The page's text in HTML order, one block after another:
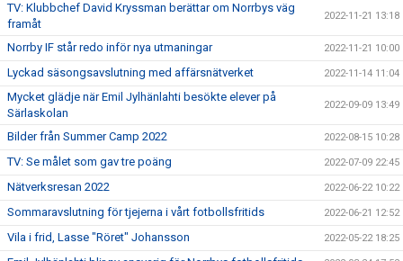
TV: Klubbchef David Kryssman berättar om Norrbys väg
framåt
2022-11-21 13:18
Norrby IF står redo inför nya utmaningar 2022-11-21 10:00
Lyckad säsongsavslutning med affärsnätverket 2022-11-14 11:04
Mycket glädje när Emil Jylhänlahti besökte elever på
Särlaskolan
2022-09-09 13:49
Bilder från Summer Camp 2022 2022-08-15 10:28
TV: Se målet som gav tre poäng 2022-07-09 22:45
Nätverksresan 2022 2022-06-22 10:22
Sommaravslutning för tjejerna i vårt fotbollsfritids 2022-06-21 12:52
Vila i frid, Lasse "Röret" Johansson 2022-05-22 18:25